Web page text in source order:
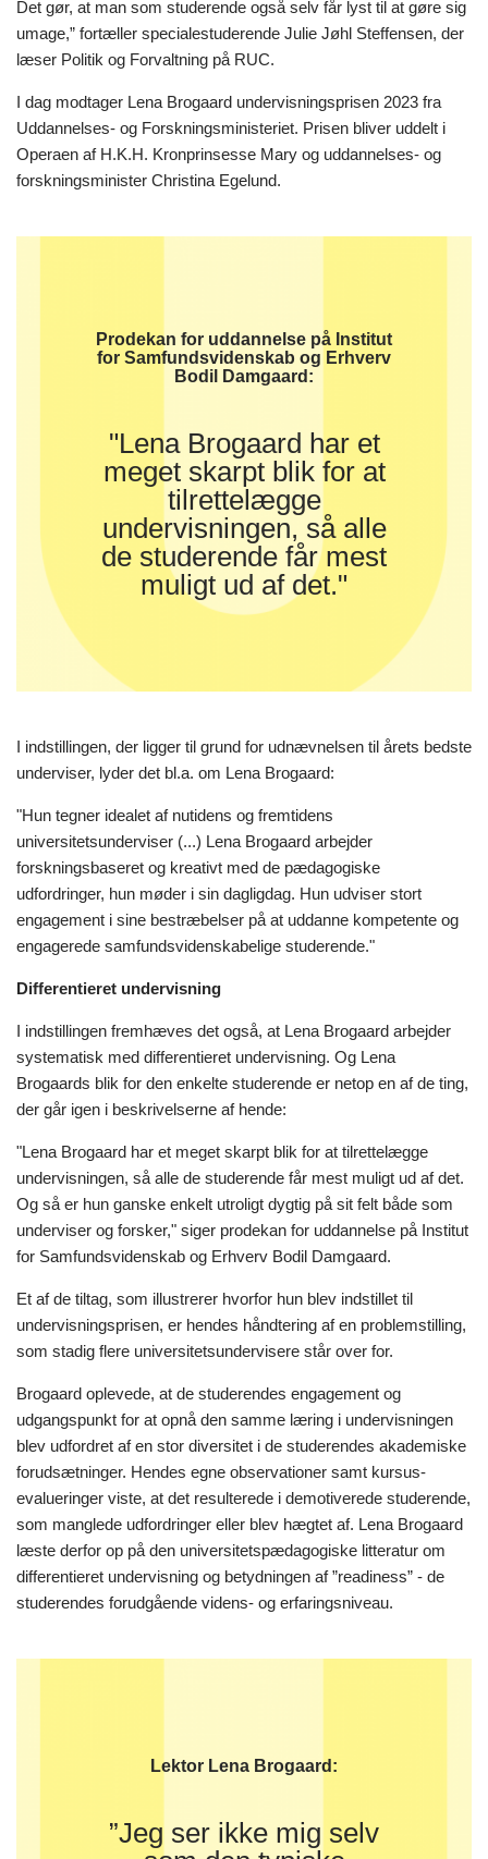
Det gør, at man som studerende også selv får lyst til at gøre sig
umage,” fortæller specialestuderende Julie Jøhl Steffensen, der
læser Politik og Forvaltning på RUC.
I dag modtager Lena Brogaard undervisningsprisen 2023 fra
Uddannelses- og Forskningsministeriet. Prisen bliver uddelt i
Operaen af H.K.H. Kronprinsesse Mary og uddannelses- og
forskningsminister Christina Egelund.
Prodekan for uddannelse på Institut
for Samfundsvidenskab og Erhverv
Bodil Damgaard:
"Lena Brogaard har et
meget skarpt blik for at
tilrettelægge
undervisningen, så alle
de studerende får mest
muligt ud af det."
I indstillingen, der ligger til grund for udnævnelsen til årets bedste
underviser, lyder det bl.a. om Lena Brogaard:
"Hun tegner idealet af nutidens og fremtidens
universitetsunderviser (...) Lena Brogaard arbejder
forskningsbaseret og kreativt med de pædagogiske
udfordringer, hun møder i sin dagligdag. Hun udviser stort
engagement i sine bestræbelser på at uddanne kompetente og
engagerede samfundsvidenskabelige studerende."
Differentieret undervisning
I indstillingen fremhæves det også, at Lena Brogaard arbejder
systematisk med differentieret undervisning. Og Lena
Brogaards blik for den enkelte studerende er netop en af de ting,
der går igen i beskrivelserne af hende:
"Lena Brogaard har et meget skarpt blik for at tilrettelægge
undervisningen, så alle de studerende får mest muligt ud af det.
Og så er hun ganske enkelt utroligt dygtig på sit felt både som
underviser og forsker," siger prodekan for uddannelse på Institut
for Samfundsvidenskab og Erhverv Bodil Damgaard.
Et af de tiltag, som illustrerer hvorfor hun blev indstillet til
undervisningsprisen, er hendes håndtering af en problemstilling,
som stadig flere universitetsundervisere står over for.
Brogaard oplevede, at de studerendes engagement og
udgangspunkt for at opnå den samme læring i undervisningen
blev udfordret af en stor diversitet i de studerendes akademiske
forudsætninger. Hendes egne observationer samt kursus-
evalueringer viste, at det resulterede i demotiverede studerende,
som manglede udfordringer eller blev hægtet af. Lena Brogaard
læste derfor op på den universitetspædagogiske litteratur om
differentieret undervisning og betydningen af ”readiness” - de
studerendes forudgående videns- og erfaringsniveau.
Lektor Lena Brogaard:
”Jeg ser ikke mig selv